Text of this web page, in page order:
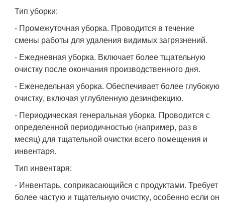
Тип уборки:
- Промежуточная уборка. Проводится в течение
смены работы для удаления видимых загрязнений.
- Ежедневная уборка. Включает более тщательную
очистку после окончания производственного дня.
- Еженедельная уборка. Обеспечивает более глубокую
очистку, включая углубленную дезинфекцию.
- Периодическая генеральная уборка. Проводится с
определенной периодичностью (например, раз в
месяц) для тщательной очистки всего помещения и
инвентаря.
Тип инвентаря:
- Инвентарь, соприкасающийся с продуктами. Требует
более частую и тщательную очистку, особенно если он